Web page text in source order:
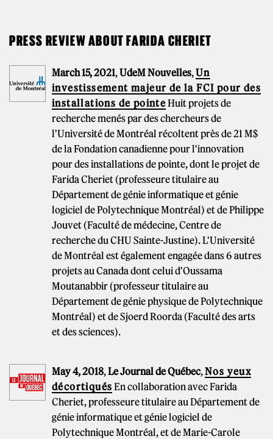
PRESS REVIEW ABOUT FARIDA CHERIET
March 15, 2021,UdeM Nouvelles,Un
investissement majeur de la FCI pour des
installations de pointeHuit projets de
recherche menés par des chercheurs de
l'Université de Montréal récoltent près de 21 M$
de la Fondation canadienne pour l'innovation
pour des installations de pointe, dont le projet de
Farida Cheriet (professeure titulaire au
Département de génie informatique et génie
logiciel de Polytechnique Montréal) et de Philippe
Jouvet (Faculté de médecine, Centre de
recherche du CHU Sainte-Justine). L'Université
de Montréal est également engagée dans 6 autres
projets au Canada dont celui d'Oussama
Moutanabbir (professeur titulaire au
Département de génie physique de Polytechnique
Montréal) et de Sjoerd Roorda (Faculté des arts
et des sciences).
May 4, 2018,Le Journal de Québec,Nos yeux
décortiqués En collaboration avec Farida
Cheriet, professeure titulaire au Département de
génie informatique et génie logiciel de
Polytechnique Montréal, et de Marie-Carole